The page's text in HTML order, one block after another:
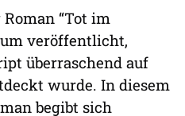
“Tot im
veröffentlicht,
überraschend auf
wurde. In diesem
begibt sich